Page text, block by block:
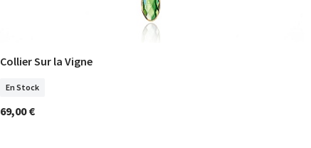
Collier Sur la Vigne
En Stock
69,00 €